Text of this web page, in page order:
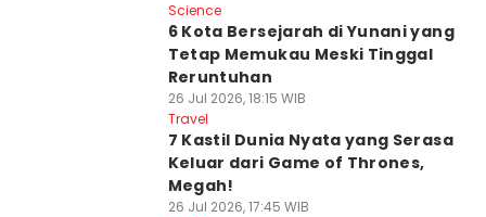
Science
6 Kota Bersejarah di Yunani yang
Tetap Memukau Meski Tinggal
Reruntuhan
26 Jul 2026, 18:15 WIB
Travel
7 Kastil Dunia Nyata yang Serasa
Keluar dari Game of Thrones,
Megah!
26 Jul 2026, 17:45 WIB